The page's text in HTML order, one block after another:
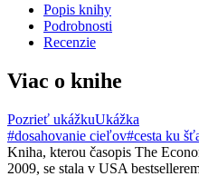
Popis knihy
Podrobnosti
Recenzie
Viac o knihe
Pozrieť ukážkuUkážka
#dosahovanie cieľov#cesta ku
Kniha, kterou časopis The
2009, se stala v USA